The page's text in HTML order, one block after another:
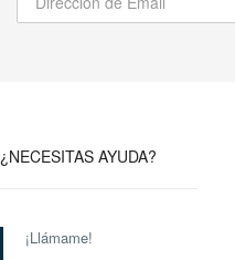
¿NECESITAS AYUDA?
¡Llámame!